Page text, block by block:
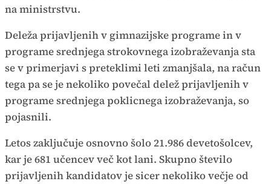
na ministrstvu.
Deleža prijavljenih v gimnazijske programe in v
programe srednjega strokovnega izobraževanja sta
se v primerjavi s preteklimi leti zmanjšala, na račun
tega pa se je nekoliko povečal delež prijavljenih v
programe srednjega poklicnega izobraževanja, so
pojasnili.
Letos zaključuje osnovno šolo 21.986 devetošolcev,
kar je 681 učencev več kot lani. Skupno število
prijavljenih kandidatov je sicer nekoliko večje od